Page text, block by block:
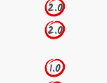
2.0
2.0
1.0